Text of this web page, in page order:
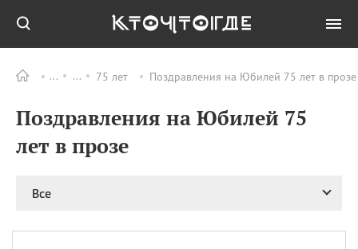
75 лет Поздравления на Юбилей 75 лет в
Поздравления на Юбилей 75
лет в прозе
Все
ПРАЗДНИКИ Все
09.08 День памяти
великомученика и
Николая Чудотворца
11.08 День полета на